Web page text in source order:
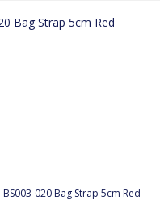
G-D8.1 BS003-020 Bag Strap 5cm Red